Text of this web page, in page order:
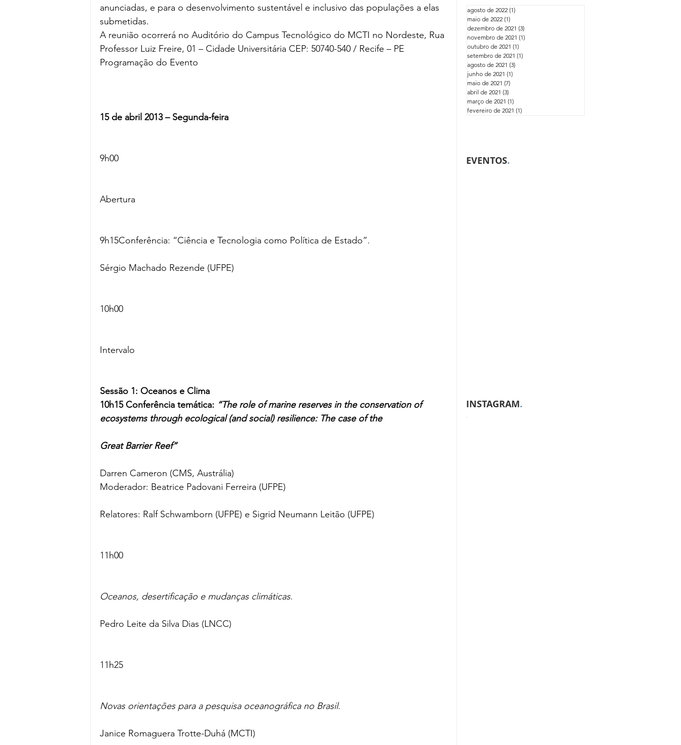
anunciadas, e para o desenvolvimento sustentável e inclusivo das populações a elas
submetidas.
A reunião ocorrerá no Auditório do Campus Tecnológico do MCTI no Nordeste, Rua
Professor Luiz Freire, 01 – Cidade Universitária CEP: 50740-540 / Recife – PE
Programação do Evento
15 de abril 2013 – Segunda-feira
9h00
Abertura
9h15Conferência: “Ciência e Tecnologia como Política de Estado”.
Sérgio Machado Rezende (UFPE)
10h00
Intervalo
Sessão 1: Oceanos e Clima
10h15 Conferência temática: “The role of marine reserves in the conservation of
ecosystems through ecological (and social) resilience: The case of the
Great Barrier Reef”
Darren Cameron (CMS, Austrália)
Moderador: Beatrice Padovani Ferreira (UFPE)
Relatores: Ralf Schwamborn (UFPE) e Sigrid Neumann Leitão (UFPE)
11h00
Oceanos, desertificação e mudanças climáticas.
Pedro Leite da Silva Dias (LNCC)
11h25
Novas orientações para a pesquisa oceanográfica no Brasil.
Janice Romaguera Trotte-Duhá (MCTI)
EVENTOS.
agosto de 2022 (1)
maio de 2022 (1)
dezembro de 2021 (3)
novembro de 2021 (1)
outubro de 2021 (1)
setembro de 2021 (1)
agosto de 2021 (3)
junho de 2021 (1)
maio de 2021 (7)
abril de 2021 (3)
março de 2021 (1)
fevereiro de 2021 (1)
INSTAGRAM.